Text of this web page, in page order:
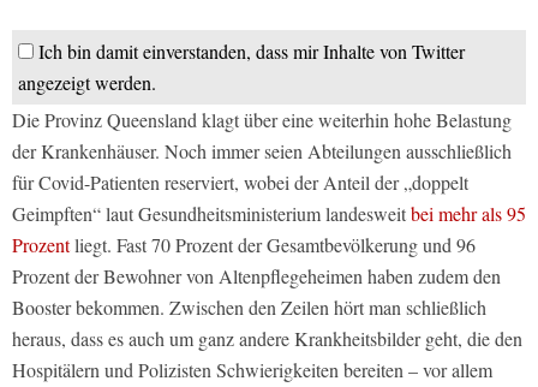
Ich bin damit einverstanden, dass mir Inhalte von Twitter
angezeigt werden.
Die Provinz Queensland klagt über eine weiterhin hohe Belastung
der Krankenhäuser. Noch immer seien Abteilungen ausschließlich
für Covid-Patienten reserviert, wobei der Anteil der „doppelt
Geimpften“ laut Gesundheitsministerium landesweitbei mehr als 95
Prozentliegt. Fast 70 Prozent der Gesamtbevölkerung und 96
Prozent der Bewohner von Altenpflegeheimen haben zudem den
Booster bekommen. Zwischen den Zeilen hört man schließlich
heraus, dass es auch um ganz andere Krankheitsbilder geht, die den
Hospitälern und Polizisten Schwierigkeiten bereiten – vor allem